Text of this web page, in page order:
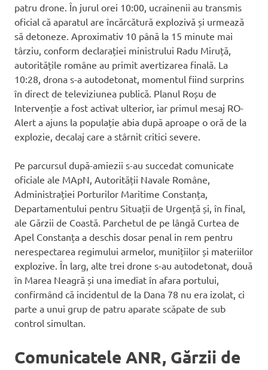
patru drone. În jurul orei 10:00, ucrainenii au transmis
oficial că aparatul are încărcătură explozivă și urmează
să detoneze. Aproximativ 10 până la 15 minute mai
târziu, conform declarației ministrului Radu Miruță,
autoritățile române au primit avertizarea finală. La
10:28, drona s-a autodetonat, momentul fiind surprins
în direct de televiziunea publică. Planul Roșu de
Intervenție a fost activat ulterior, iar primul mesaj RO-
Alert a ajuns la populație abia după aproape o oră de la
explozie, decalaj care a stârnit critici severe.
Pe parcursul după-amiezii s-au succedat comunicate
oficiale ale MApN, Autorității Navale Române,
Administrației Porturilor Maritime Constanța,
Departamentului pentru Situații de Urgență și, în final,
ale Gărzii de Coastă. Parchetul de pe lângă Curtea de
Apel Constanța a deschis dosar penal in rem pentru
nerespectarea regimului armelor, munițiilor și materiilor
explozive. În larg, alte trei drone s-au autodetonat, două
în Marea Neagră și una imediat în afara portului,
confirmând că incidentul de la Dana 78 nu era izolat, ci
parte a unui grup de patru aparate scăpate de sub
control simultan.
Comunicatele ANR, Gărzii de